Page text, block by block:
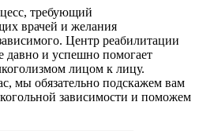
требующий
врачей и желания
Центр реабилитации
давно и успешно помогает
лицом к лицу.
мы обязательно подскажем вам
зависимости и поможем